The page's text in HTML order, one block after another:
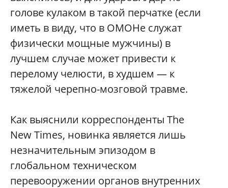
голове кулаком в такой перчатке (если
иметь в виду, что в ОМОНе служат
физически мощные мужчины) в
лучшем случае может привести к
перелому челюсти, в худшем — к
тяжелой черепно-мозговой травме.
Как выяснили корреспонденты The
New Times, новинка является лишь
незначительным эпизодом в
глобальном техническом
перевооружении органов внутренних